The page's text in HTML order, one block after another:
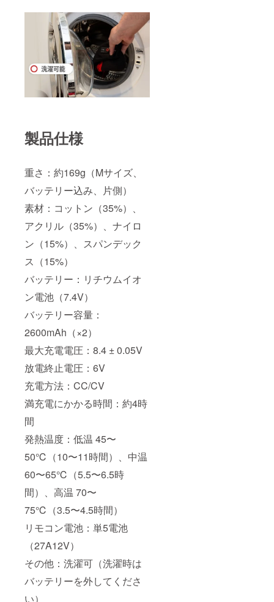
製品仕様
重さ：約169g（Mサイズ、
バッテリー込み、片側）
素材：コットン（35%）、
アクリル（35%）、ナイロ
ン（15%）、スパンデック
ス（15%）
バッテリー：リチウムイオ
ン電池（7.4V）
バッテリー容量：
2600mAh（×2）
最大充電電圧：8.4 ± 0.05V
放電終止電圧：6V
充電方法：CC/CV
満充電にかかる時間：約4時
間
発熱温度：低温 45〜
50℃（10〜11時間）、中温
60〜65℃（5.5〜6.5時
間）、高温 70〜
75℃（3.5〜4.5時間）
リモコン電池：単5電池
（27A12V）
その他：洗濯可（洗濯時は
バッテリーを外してくださ
い）